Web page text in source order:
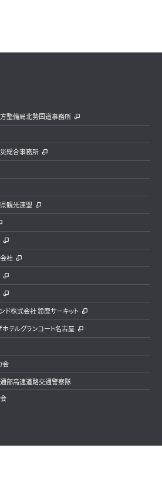
整備局北勢国道事務所
総合事務所
観光連盟
社
ド株式会社 鈴鹿サーキット
テルグランコート名古屋
会
部高速道路交通警察隊